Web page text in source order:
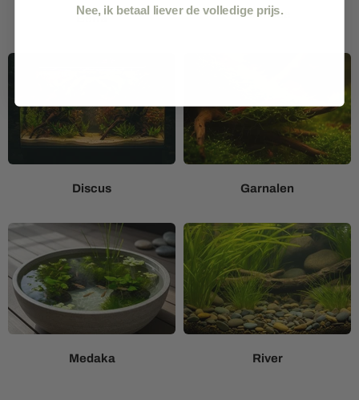
Betta Cichlide
Discus Garnalen
Medaka River
Nee, ik betaal liever de volledige prijs.